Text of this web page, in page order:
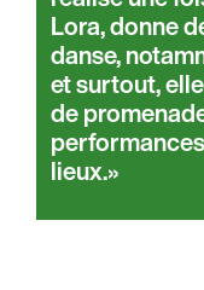
Lora, donne
danse,
et surtout,
de
lieux.